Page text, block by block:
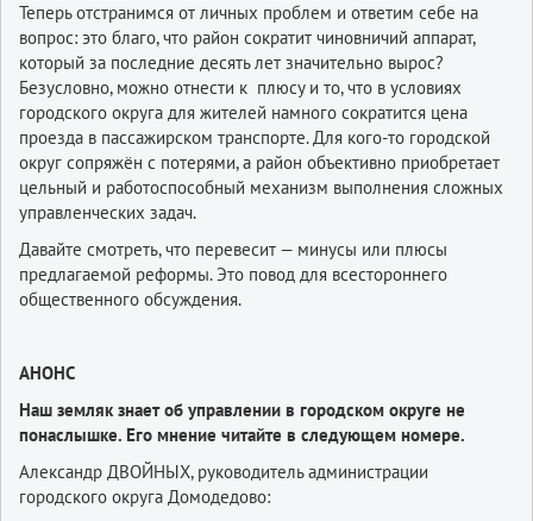
Теперь отстранимся от личных проблем и ответим себе на
вопрос: это благо, что район сократит чиновничий аппарат,
который за последние десять лет значительно вырос?
Безусловно, можно отнести к плюсу и то, что в условиях
городского округа для жителей намного сократится цена
проезда в пассажирском транспорте. Для кого-то городской
округ сопряжён с потерями, а район объективно приобретает
цельный и работоспособный механизм выполнения сложных
управленческих задач.
Давайте смотреть, что перевесит — минусы или плюсы
предлагаемой реформы. Это повод для всестороннего
общественного обсуждения.
АНОНС
Наш земляк знает об управлении в городском округе не
понаслышке. Его мнение читайте в следующем номере.
Александр ДВОЙНЫХ, руководитель администрации
городского округа Домодедово: